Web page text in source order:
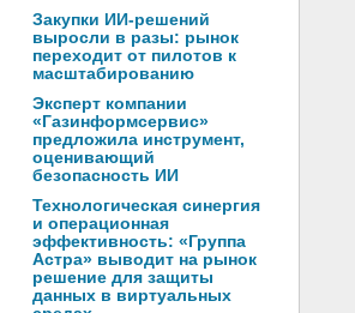
Закупки ИИ-решений
выросли в разы: рынок
переходит от пилотов к
масштабированию
Эксперт компании
«Газинформсервис»
предложила инструмент,
оценивающий
безопасность ИИ
Технологическая синергия
и операционная
эффективность: «Группа
Астра» выводит на рынок
решение для защиты
данных в виртуальных